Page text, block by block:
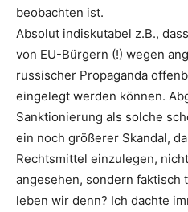
beobachten ist.
Absolut indiskutabel z.B.,
von EU-Bürgern (!) wegen
russischer Propaganda
eingelegt werden können.
Sanktionierung als solche
ein noch größerer Skandal,
Rechtsmittel einzulegen,
angesehen, sondern faktisch
leben wir denn? Ich dachte